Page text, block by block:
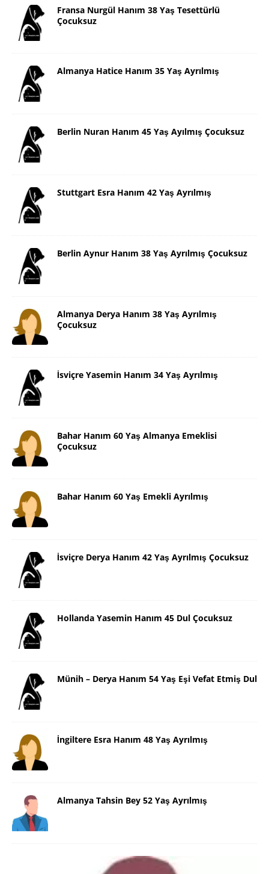
Fransa Nurgül Hanım 38 Yaş Tesettürlü
Çocuksuz
Almanya Hatice Hanım 35 Yaş Ayrılmış
Berlin Nuran Hanım 45 Yaş Ayılmış Çocuksuz
Stuttgart Esra Hanım 42 Yaş Ayrılmış
Berlin Aynur Hanım 38 Yaş Ayrılmış Çocuksuz
Almanya Derya Hanım 38 Yaş Ayrılmış
Çocuksuz
İsviçre Yasemin Hanım 34 Yaş Ayrılmış
Bahar Hanım 60 Yaş Almanya Emeklisi
Çocuksuz
Bahar Hanım 60 Yaş Emekli Ayrılmış
İsviçre Derya Hanım 42 Yaş Ayrılmış Çocuksuz
Hollanda Yasemin Hanım 45 Dul Çocuksuz
Münih – Derya Hanım 54 Yaş Eşi Vefat Etmiş Dul
İngiltere Esra Hanım 48 Yaş Ayrılmış
Almanya Tahsin Bey 52 Yaş Ayrılmış